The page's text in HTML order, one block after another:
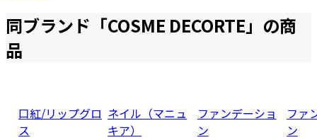
同ブランド「COSME DECORTE」の商
品
口紅/リップグロ
ス
ネイル（マニュ
キア）
ファンデーショ
ン
ファ
ン